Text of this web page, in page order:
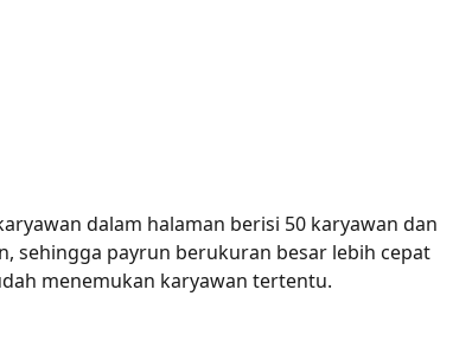
dalam halaman berisi 50 karyawan dan
sehingga payrun berukuran besar lebih cepat
menemukan karyawan tertentu.